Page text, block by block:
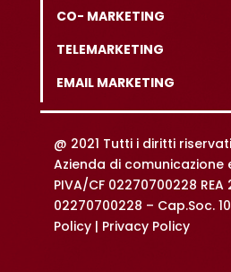
CO- MARKETING
TELEMARKETING
EMAIL MARKETING
@ 2021 Tutti i diritti
Azienda di comunicazione
PIVA/CF 02270700228 REA
02270700228 – Cap.Soc.
Policy | Privacy Policy